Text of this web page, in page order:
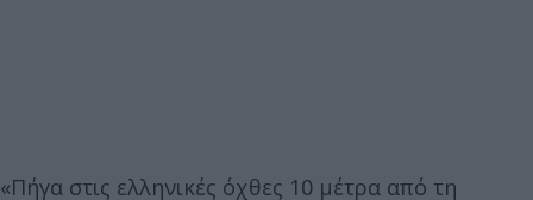
«Πήγα στις ελληνικές όχθες 10 μέτρα από τη